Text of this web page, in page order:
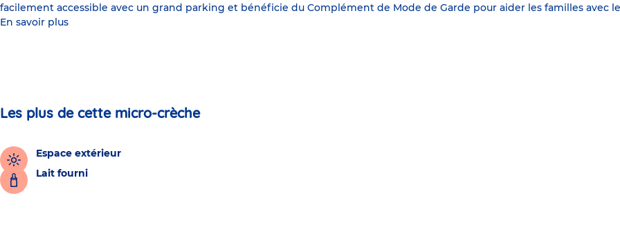
facilement accessible avec un grand parking et bénéficie du Complément de Mode de Garde pour aider les familles avec
En savoir plus
Les plus de cette micro-crèche
Espace extérieur
Lait fourni